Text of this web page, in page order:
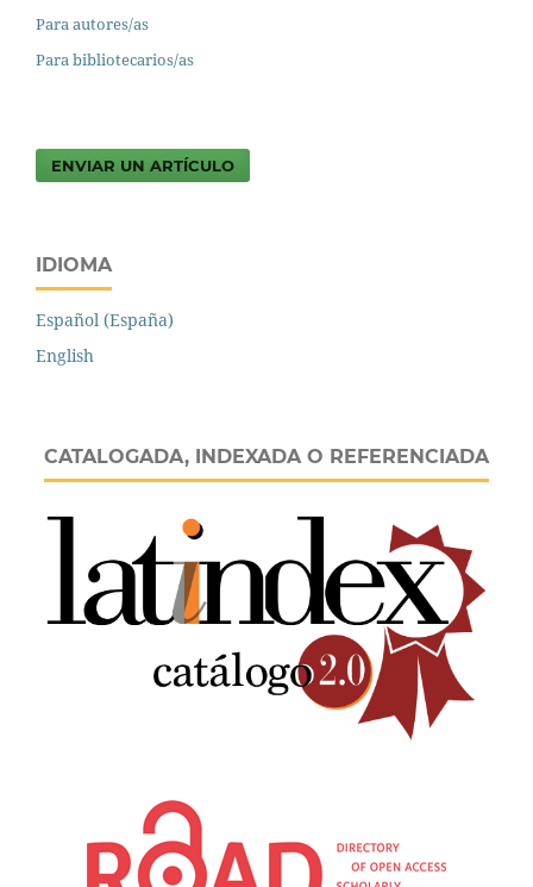
Para autores/as
Para bibliotecarios/as
ENVIAR UN ARTÍCULO
IDIOMA
Español (España)
English
CATALOGADA, INDEXADA O REFERENCIADA